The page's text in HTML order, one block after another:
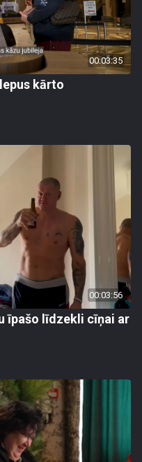
00:03:35
kārto
00:03:56
īpašo līdzekli cīņai ar